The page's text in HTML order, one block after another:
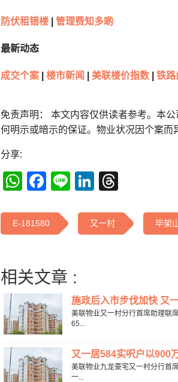
防伏租错楼 管理费知多啲
最新动态
成交个案 楼市新闻 美联楼价指数 铁路
免责声明： 本文内容仅供读者参考。本
何明示或暗示的保证。物业状况因个案而
分享:
WhatsApp
Facebook
LineLinkedIn
E-181580 又一村 毕架
相关文章 :
施政后入市步伐加快 又
美联物业又一村分行首席助理联
65...
又一居584实呎户以900
美联物业九龙豪宅又一村分行首
一...